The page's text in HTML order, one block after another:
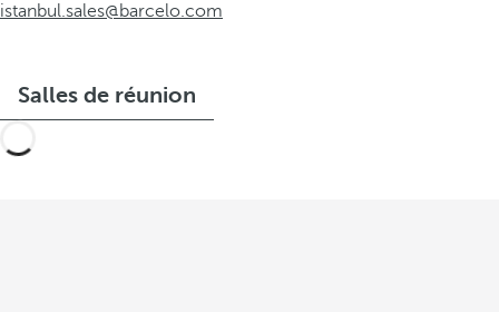
istanbul.sales@barcelo.com
Salles de réunion